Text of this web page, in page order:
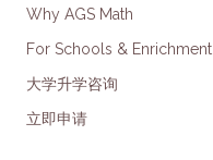
Why AGS Math
For Schools & Enrichment
大学升学咨询
立即申请